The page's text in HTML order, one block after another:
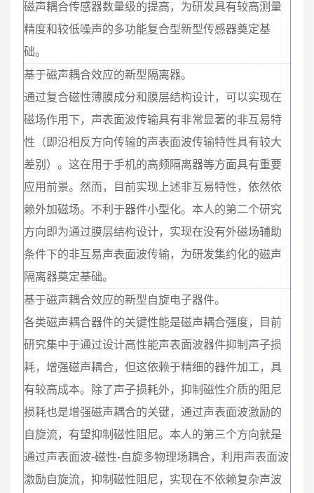
磁声耦合传感器数量级的提高，为研发具有较高测量
精度和较低噪声的多功能复合型新型传感器奠定基
础。
基于磁声耦合效应的新型隔离器。
通过复合磁性薄膜成分和膜层结构设计，可以实现在
磁场作用下，声表面波传输具有非常显著的非互易特
性（即沿相反方向传输的声表面波传输特性具有较大
差别）。这在用于手机的高频隔离器等方面具有重要
应用前景。然而，目前实现上述非互易特性，依然依
赖外加磁场。不利于器件小型化。本人的第二个研究
方向即为通过膜层结构设计，实现在没有外磁场辅助
条件下的非互易声表面波传输，为研发集约化的磁声
隔离器奠定基础。
基于磁声耦合效应的新型自旋电子器件。
各类磁声耦合器件的关键性能是磁声耦合强度，目前
研究集中于通过设计高性能声表面波器件抑制声子损
耗，增强磁声耦合，但这依赖于精细的器件加工，具
有较高成本。除了声子损耗外，抑制磁性介质的阻尼
损耗也是增强磁声耦合的关键，通过声表面波激励的
自旋流，有望抑制磁性阻尼。本人的第三个方向就是
通过声表面波-磁性-自旋多物理场耦合，利用声表面波
激励自旋流，抑制磁性阻尼，实现在不依赖复杂声波